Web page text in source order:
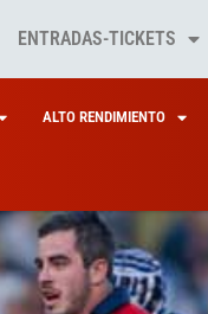
ENTRADAS-TICKETS
ALTO RENDIMIENTO